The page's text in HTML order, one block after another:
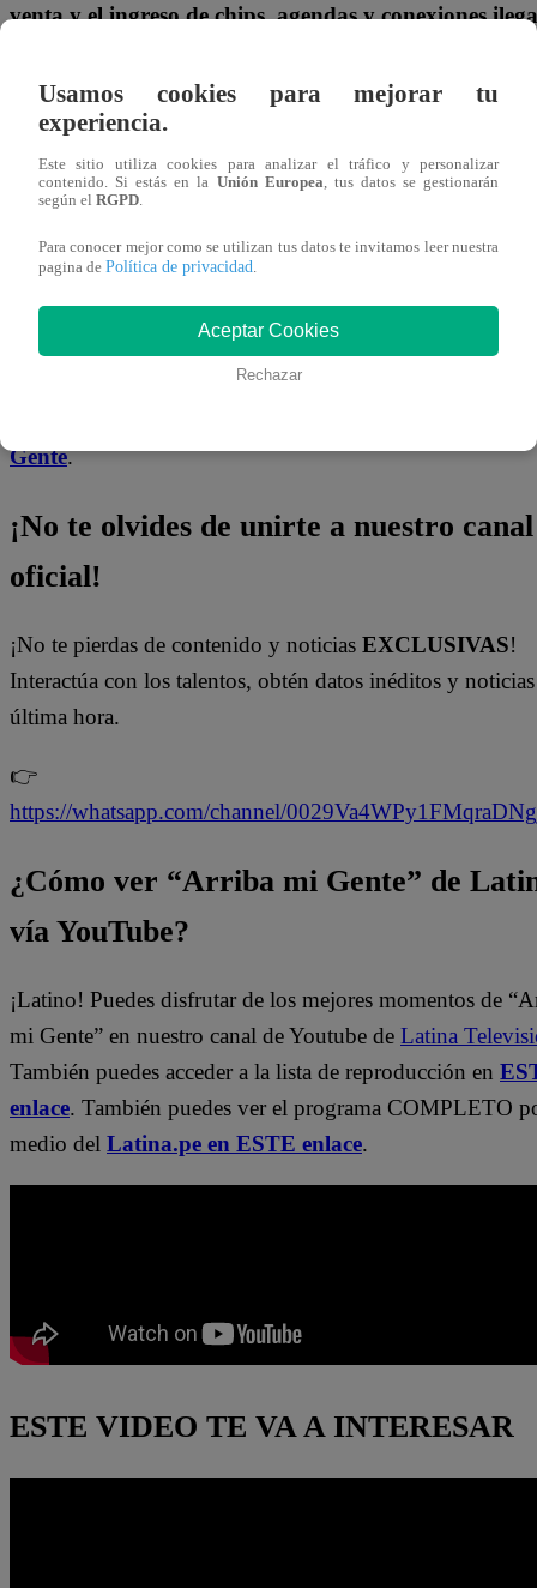
venta y el ingreso de chips, agendas y conexiones
investigación que reveló cómo algunos funcionarios
brindaban protección a internos extorsionadores
la profundidad del problema.
dos veces”, fue otra de las frases que lanzó el presidente
¿Lograrán estas medidas recuperar el control en los
país? ¿Podrá el Estado desarticular las redes de
Gente.
¡No te olvides de unirte a nuestro canal
oficial!
¡No te pierdas de contenido y noticias EXCLUSIVAS!
Interactúa con los talentos, obtén datos inéditos y
última hora.
👉
https://whatsapp.com/channel/
¿Cómo ver “Arriba mi Gente” de
vía YouTube?
¡Latino! Puedes disfrutar de los mejores momentos de
mi Gente” en nuestro canal de Youtube de Latina
También puedes acceder a la lista de reproducción en
enlace. También puedes ver el programa COMPLETO
medio del Latina.pe en ESTE enlace.
ESTE VIDEO TE VA A INTERESAR
Usamos cookies para mejorar tu
experiencia.
Este sitio utiliza cookies para analizar el tráfico y personalizar
contenido. Si estás en la Unión Europea , tus datos se gestionarán
según el RGPD
Para conocer mejor como se utilizan tus datos te invitamos leer nuestra
pagina de Política de privacidad
Aceptar Cookies
Rechazar